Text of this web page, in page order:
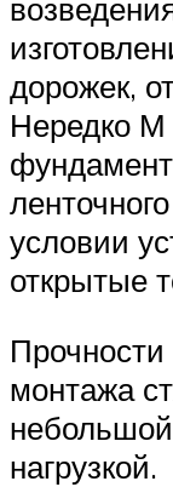
дорожек,
Нередко
условии
открытые
Прочности
монтажа
нагрузкой.